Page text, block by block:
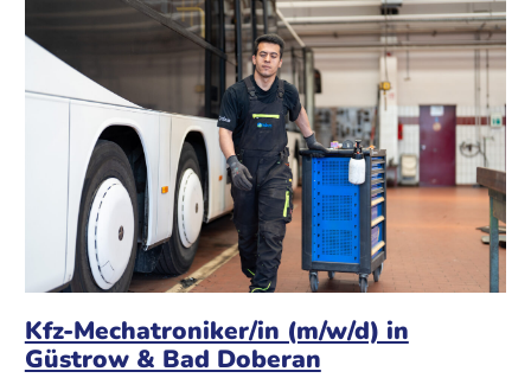
Kfz-Mechatroniker/in (m/w/d) in
Güstrow & Bad Doberan